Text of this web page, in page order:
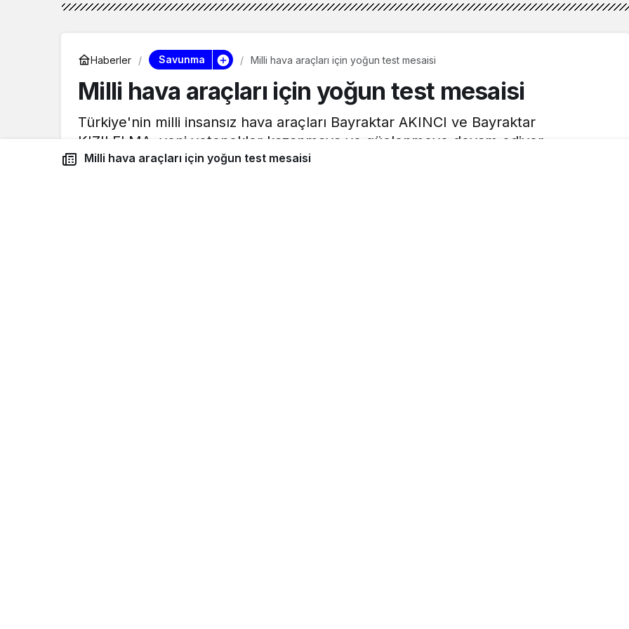
Haberler Savunma Milli hava araçları için yoğun test mesaisi
Milli hava araçları için yoğun test mesaisi
Türkiye'nin milli insansız hava araçları Bayraktar AKINCI ve Bayraktar
KIZILELMA, yeni yetenekler kazanmaya ve güçlenmeye devam ediyor.
Milli hava araçları için yoğun test mesaisi